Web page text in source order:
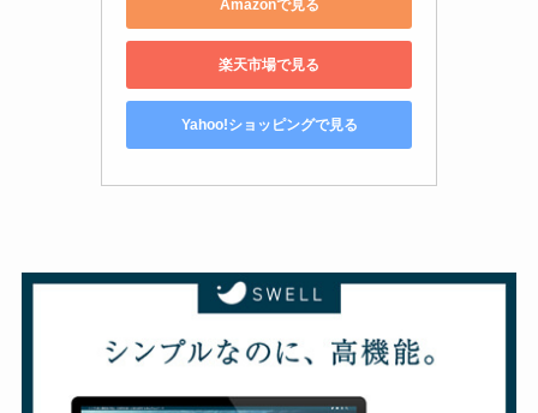
Amazonで見る
楽天市場で見る
Yahoo!ショッピングで見る